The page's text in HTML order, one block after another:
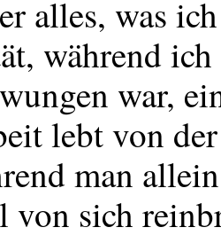
alles, was
während
war,
lebt von
man
von sich